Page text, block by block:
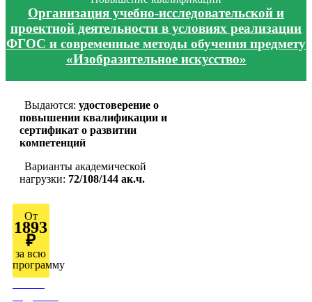
Организация учебно-исследовательской и
проектной деятельности в условиях реализации
ФГОС и современные методы обучения предмету
«Изобразительное искусство»
Выдаются: удостоверение о
повышении квалификации и
сертификат о развитии
компетенций
Варианты академической
нагрузки: 72/108/144 ак.ч.
От
1893
₽
за всю
программу